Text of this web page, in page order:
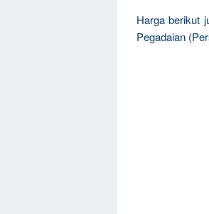
Harga berikut
Pegadaian